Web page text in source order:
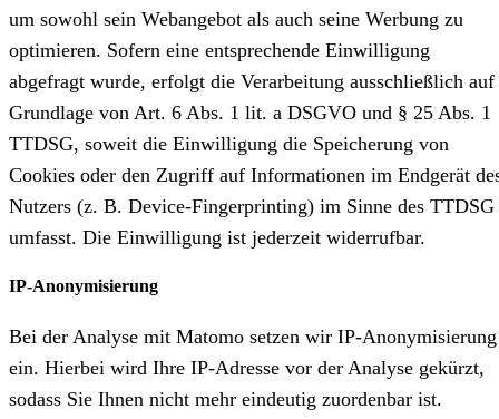
um sowohl sein Webangebot als auch seine Werbung zu
optimieren. Sofern eine entsprechende Einwilligung
abgefragt wurde, erfolgt die Verarbeitung ausschließlich auf
Grundlage von Art. 6 Abs. 1 lit. a DSGVO und § 25 Abs. 1
TTDSG, soweit die Einwilligung die Speicherung von
Cookies oder den Zugriff auf Informationen im Endgerät
Nutzers (z. B. Device-Fingerprinting) im Sinne des TTDSG
umfasst. Die Einwilligung ist jederzeit widerrufbar.
IP-Anonymisierung
Bei der Analyse mit Matomo setzen wir IP-Anonymisierung
ein. Hierbei wird Ihre IP-Adresse vor der Analyse gekürzt,
sodass Sie Ihnen nicht mehr eindeutig zuordenbar ist.